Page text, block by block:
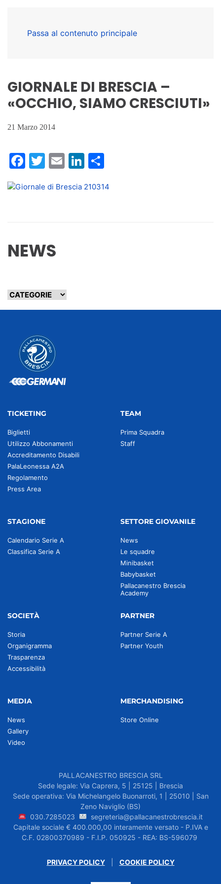
Passa al contenuto principale
GIORNALE DI BRESCIA –
«OCCHIO, SIAMO CRESCIUTI»
21 Marzo 2014
Facebook
Twitter
EmailLinkedIn
NEWS
TICKETING
Biglietti
Utilizzo Abbonamenti
Accreditamento Disabili
PalaLeonessa A2A
Regolamento
Press Area
TEAM
Prima Squadra
Staff
STAGIONE
Calendario Serie A
Classifica Serie A
SETTORE GIOVANILE
News
Le squadre
Minibasket
Babybasket
Pallacanestro Brescia
Academy
SOCIETÀ
Storia
Organigramma
Trasparenza
Accessibilità
PARTNER
Partner Serie A
Partner Youth
MEDIA
News
Gallery
Video
MERCHANDISING
Store Online
PALLACANESTRO BRESCIA SRL
Sede legale: Via Caprera, 5 | 25125 | Brescia
Sede operativa: Via Michelangelo Buonarroti, 1 | 25010 | San
Zeno Naviglio (BS)
030.7285023
segreteria@pallacanestrobrescia.it
Capitale sociale € 400.000,00 interamente versato - P.IVA e
C.F. 02800370989 - F.I.P. 050925 - REA: BS-596079
PRIVACY POLICY| COOKIE POLICY